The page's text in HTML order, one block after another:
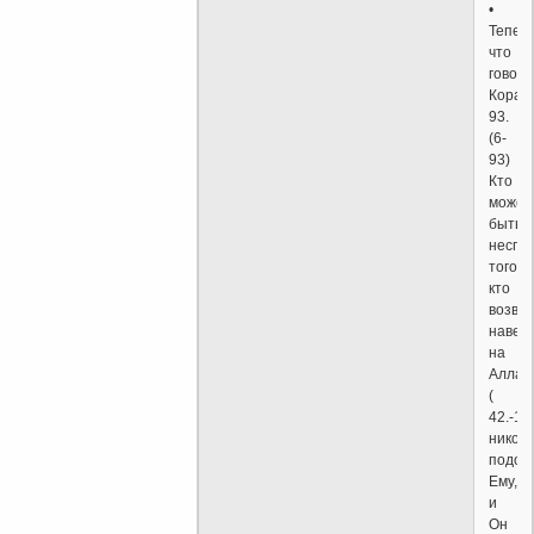
•
что
Коран:
93.
(6-
93)
Кто
может
быть
того,
кто
навет
на
(
42.-
никого
Ему,
и
Он